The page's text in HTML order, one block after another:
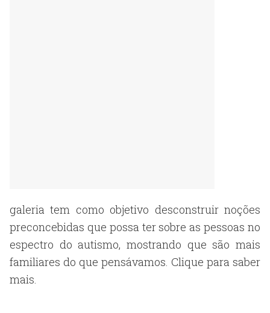
galeria tem como objetivo desconstruir noções
preconcebidas que possa ter sobre as pessoas no
espectro do autismo, mostrando que são mais
familiares do que pensávamos. Clique para saber
mais.